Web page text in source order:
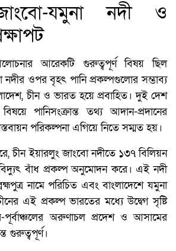
যমুনা নদী ও
আরেকটি গুরুত্বপূর্ণ বিষয় ছিল
নদীর ওপর বৃহৎ পানি প্রকল্পগুলোর সম্ভাব্য
চীন ও ভারত হয়ে প্রবাহিত। দুই দেশ
পানিসংক্রান্ত তথ্য আদান-প্রদানের
পরিকল্পনা এগিয়ে নিতে সম্মত হয়।
চীন ইয়ারলুং জাংবো নদীতে ১৩৭ বিলিয়ন
বাঁধ প্রকল্প অনুমোদন করে। এই নদী
নামে পরিচিত এবং বাংলাদেশে যমুনা
এই প্রকল্প ভারতের মধ্যে উদ্বেগ সৃষ্টি
পূর্বাঞ্চলের অরুণাচল প্রদেশ ও আসামের
গুরুত্বপূর্ণ।